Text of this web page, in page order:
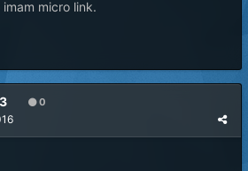
micro link.
0